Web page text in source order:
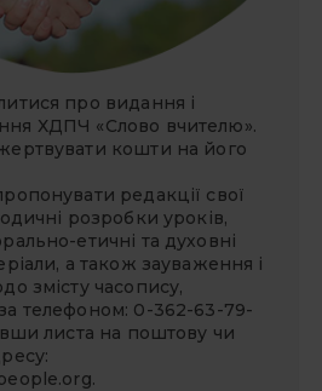
про видання і
ХДПЧ «Слово вчителю».
кошти на його
редакції свої
розробки уроків,
етичні та духовні
а також зауваження і
змісту часопису,
телефоном: 0-362-63-79-
листа на поштову чи
.